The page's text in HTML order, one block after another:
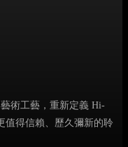
術工藝，重新定義 Hi-
值得信賴、歷久彌新的聆